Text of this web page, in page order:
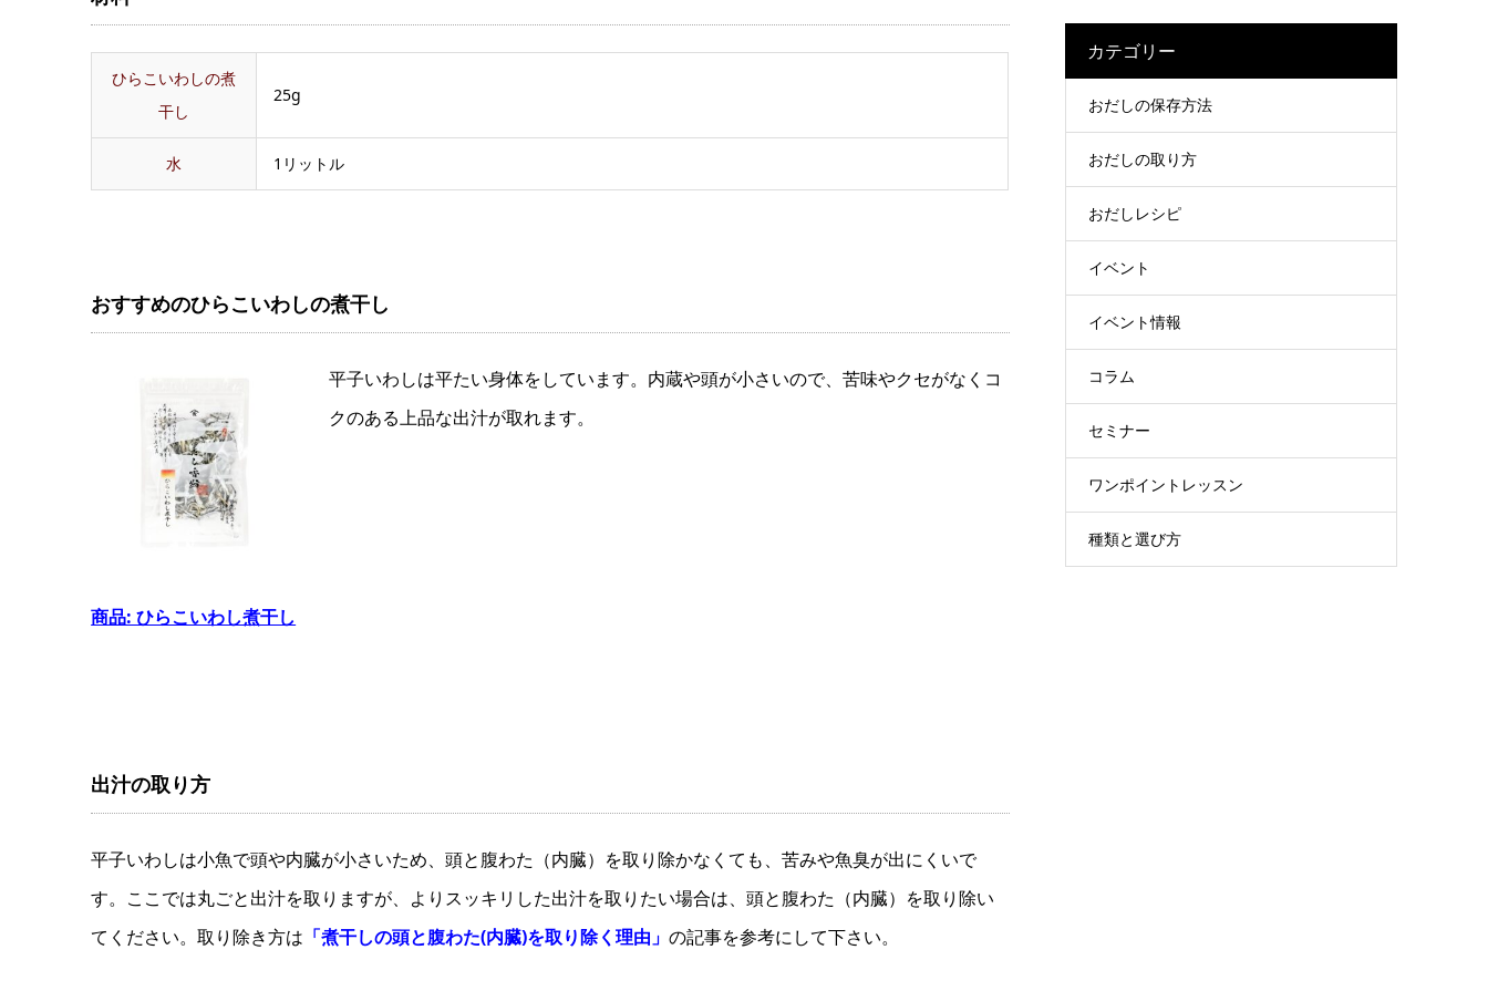
ひらこいわしの煮
干し
25g
水 1リットル
おすすめのひらこいわしの煮干し
商品: ひらこいわし煮干し
平子いわしは平たい身体をしています。内蔵や頭が小さいので、苦味やクセがなくコ
クのある上品な出汁が取れます。
出汁の取り方
平子いわしは小魚で頭や内臓が小さいため、頭と腹わた（内臓）を取り除かなくても、苦みや魚臭が出にくいで
す。ここでは丸ごと出汁を取りますが、よりスッキリした出汁を取りたい場合は、頭と腹わた（内臓）を取り除い
てください。取り除き方は 「煮干しの頭と腹わた(内臓)を取り除く理由」 の記事を参考にして下さい。
カテゴリー
おだしの保存方法
おだしの取り方
おだしレシピ
イベント
イベント情報
コラム
セミナー
ワンポイントレッスン
種類と選び方